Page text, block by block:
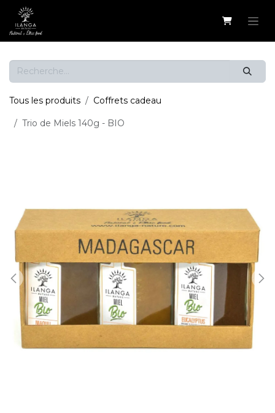
Se rendre au contenu
Tous les produits Coffrets cadeau
Trio de Miels 140g - BIO